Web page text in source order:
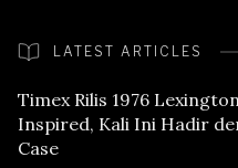
LATEST ARTICLES
Timex Rilis 1976
Inspired, Kali Ini Hadir
Case